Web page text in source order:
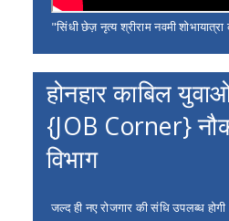
"सिंधी छेज़ नृत्य श्रीराम नवमी
होनहार काबिल
{JOB Corner}
विभाग
जल्द ही नए रोजगार की संधि उपलब्ध